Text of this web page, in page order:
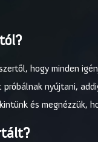
hogy minden
nyújtani,
és megnézzük,